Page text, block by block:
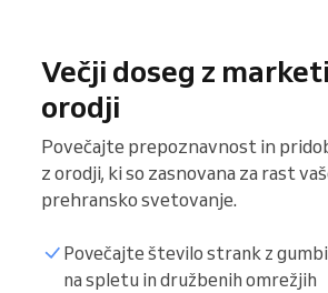
Večji doseg z
orodji
Povečajte prepoznavnost in
z orodji, ki so zasnovana za rast
prehransko svetovanje.
Povečajte število strank z
na spletu in družbenih omrežjih